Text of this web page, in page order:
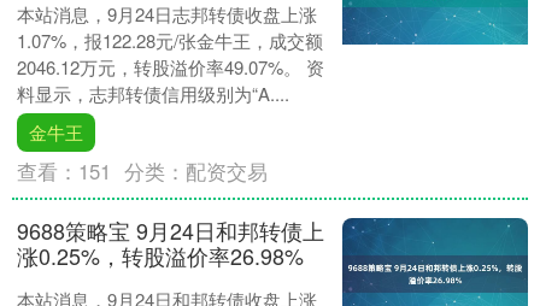
本站消息，9月24日志邦转债收盘上涨
1.07%，报122.28元/张金牛王，成交额
2046.12万元，转股溢价率49.07%。 资
料显示，志邦转债信用级别为“A....
金牛王
查看： 151 分类： 配资交易
9688策略宝 9月24日和邦转债上
涨0.25%，转股溢价率26.98%
本站消息，9月24日和邦转债收盘上涨